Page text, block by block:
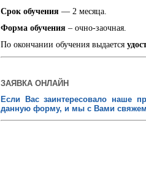
Срок обучения — 2 месяца.
Форма обучения – очно-заочная.
По окончании обучения выдается
ЗАЯВКА ОНЛАЙН
Если Вас заинтересовало наше
данную форму, и мы с Вами